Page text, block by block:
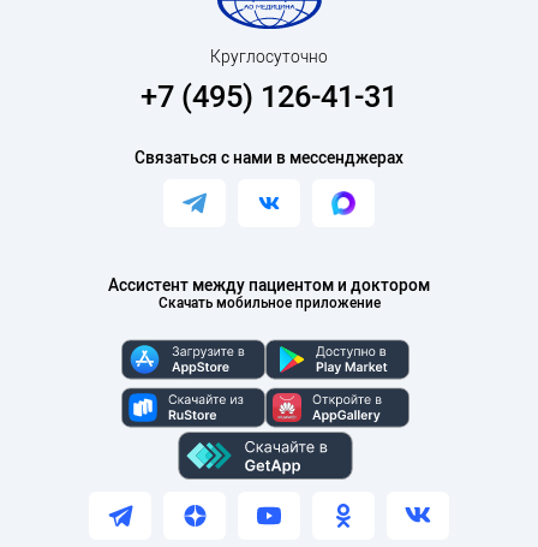
Ассистент между пациентом и доктором
Скачать мобильное приложение
Круглосуточно
+7 (495) 126-41-31
Связаться с нами в мессенджерах